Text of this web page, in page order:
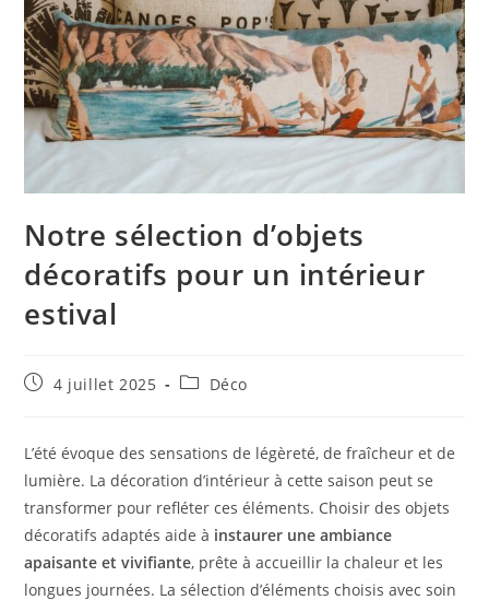
Notre sélection d’objets
décoratifs pour un intérieur
estival
Publication
4 juillet 2025
PostDéco
L’été évoque des sensations de légèreté, de fraîcheur et de
lumière. La décoration d’intérieur à cette saison peut se
transformer pour refléter ces éléments. Choisir des objets
décoratifs adaptés aide à instaurer une ambiance
apaisante et vivifiante, prête à accueillir la chaleur et les
longues journées. La sélection d’éléments choisis avec soin